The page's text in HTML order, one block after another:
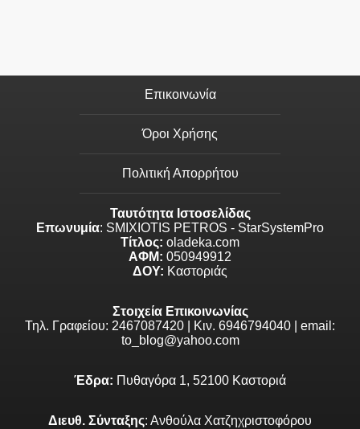
Επικοινωνία
Όροι Χρήσης
Πολιτική Απορρήτου
Ταυτότητα Ιστοσελίδας
Επωνυμία: SMIXIOTIS PETROS - StarSystemPro
Τίτλος: oladeka.com
ΑΦΜ: 050949912
ΔΟΥ: Καστοριάς
Στοιχεία Επικοινωνίας
Τηλ. Γραφείου: 2467087420 | Κιν. 6946794040 | email:
to_blog@yahoo.com
Έδρα: Πυθαγόρα 1, 52100 Καστοριά
Διευθ. Σύνταξης: Ανθούλα Χατζηχριστοφόρου